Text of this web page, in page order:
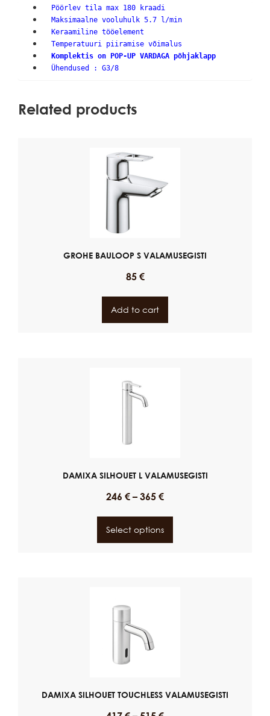
Pöörlev tila max 180 kraadi
Maksimaalne vooluhulk 5.7 l/min
Keraamiline tööelement
Temperatuuri piiramise võimalus
Komplektis on POP-UP VARDAGA põhjaklapp
Ühendused : G3/8
Related products
GROHE BAULOOP S VALAMUSEGISTI
85 €
Add to cart
DAMIXA SILHOUET L VALAMUSEGISTI
246 € – 365 €
Select options
DAMIXA SILHOUET TOUCHLESS VALAMUSEGISTI